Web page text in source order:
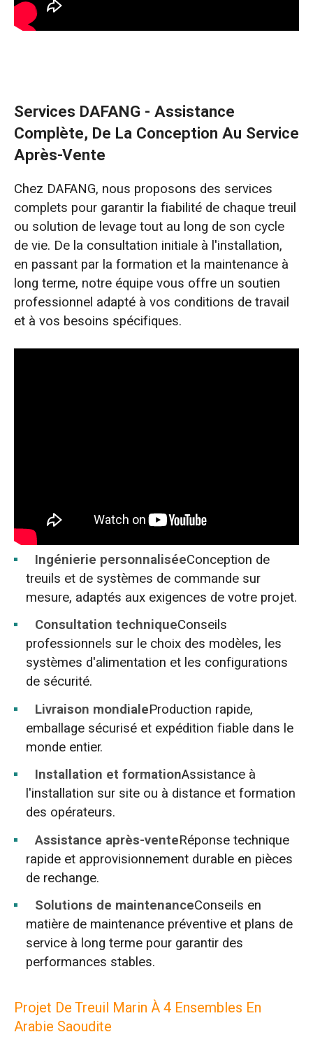
Services DAFANG - Assistance
Complète, De La Conception Au Service
Après-Vente
Chez DAFANG, nous proposons des services
complets pour garantir la fiabilité de chaque treuil
ou solution de levage tout au long de son cycle
de vie. De la consultation initiale à l'installation,
en passant par la formation et la maintenance à
long terme, notre équipe vous offre un soutien
professionnel adapté à vos conditions de travail
et à vos besoins spécifiques.
Ingénierie personnaliséeConception de
treuils et de systèmes de commande sur
mesure, adaptés aux exigences de votre projet.
Consultation techniqueConseils
professionnels sur le choix des modèles, les
systèmes d'alimentation et les configurations
de sécurité.
Livraison mondialeProduction rapide,
emballage sécurisé et expédition fiable dans le
monde entier.
Installation et formationAssistance à
l'installation sur site ou à distance et formation
des opérateurs.
Assistance après-venteRéponse technique
rapide et approvisionnement durable en pièces
de rechange.
Solutions de maintenanceConseils en
matière de maintenance préventive et plans de
service à long terme pour garantir des
performances stables.
Projet De Treuil Marin À 4 Ensembles En
Arabie Saoudite